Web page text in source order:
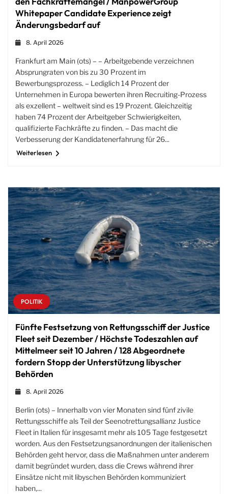
Whitepaper Candidate Experience zeigt
Änderungsbedarf auf
8. April 2026
Frankfurt am Main (ots) – – Arbeitgebende verzeichnen
Absprungraten von bis zu 30 Prozent im
Bewerbungsprozess. – Lediglich 14 Prozent der
Unternehmen in Europa bewerten ihren Recruiting-Prozess
als exzellent – weltweit sind es 19 Prozent. Gleichzeitig
haben 74 Prozent der Arbeitgeber Schwierigkeiten,
qualifizierte Fachkräfte zu finden. – Das macht die
Verbesserung der Kandidatenerfahrung für 26...
Weiterlesen
POLITIK
Fünfte Festsetzung von Rettungsschiff der Justice
Fleet seit Dezember / Höchste Todeszahlen auf
Mittelmeer seit 10 Jahren / 128 Abgeordnete
fordern Stopp der Unterstützung libyscher
Behörden
8. April 2026
Berlin (ots) – Innerhalb von vier Monaten sind fünf zivile
Rettungsschiffe als Teil der Seenotrettungsallianz Justice
Fleet in Italien für insgesamt mehr als 105 Tage festgesetzt
worden. Aus den Festsetzungsanordnungen der italienischen
Behörden geht hervor, dass die Maßnahmen unter anderem
damit begründet wurden, dass die Crews während ihrer
Einsätze nicht mit libyschen Behörden kommuniziert
haben,...